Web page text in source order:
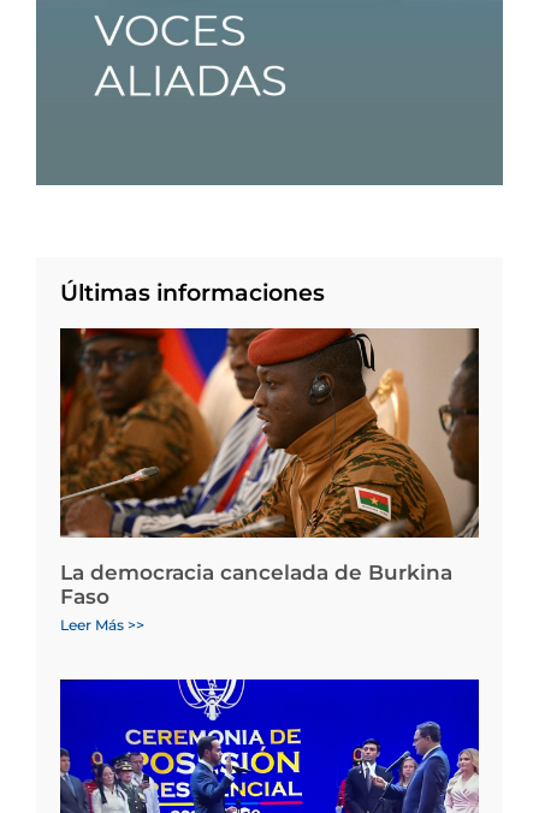
Últimas informaciones
La democracia cancelada de Burkina
Faso
Leer Más >>